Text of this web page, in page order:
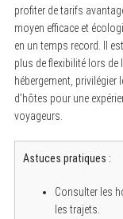
profiter de tarifs
moyen efficace et
en un temps record. Il
plus de flexibilité lors de
hébergement,
d’hôtes pour une
voyageurs.
Astuces pratiques :
Consulter les
les trajets.